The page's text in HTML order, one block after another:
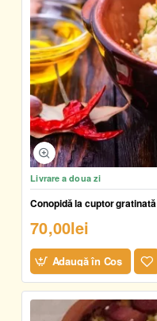
Livrare a doua zi
Conopidă la cuptor gratinată
70,00lei
Adaugă în Coş